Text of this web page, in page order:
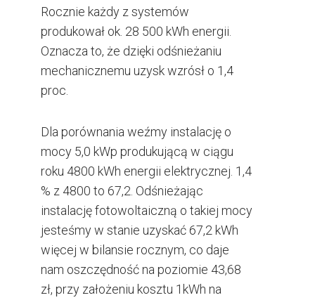
Rocznie każdy z systemów
produkował ok. 28 500 kWh energii.
Oznacza to, że dzięki odśnieżaniu
mechanicznemu uzysk wzrósł o 1,4
proc.
Dla porównania weźmy instalację o
mocy 5,0 kWp produkującą w ciągu
roku 4800 kWh energii elektrycznej. 1,4
% z 4800 to 67,2. Odśnieżając
instalację fotowoltaiczną o takiej mocy
jesteśmy w stanie uzyskać 67,2 kWh
więcej w bilansie rocznym, co daje
nam oszczędność na poziomie 43,68
zł, przy założeniu kosztu 1kWh na